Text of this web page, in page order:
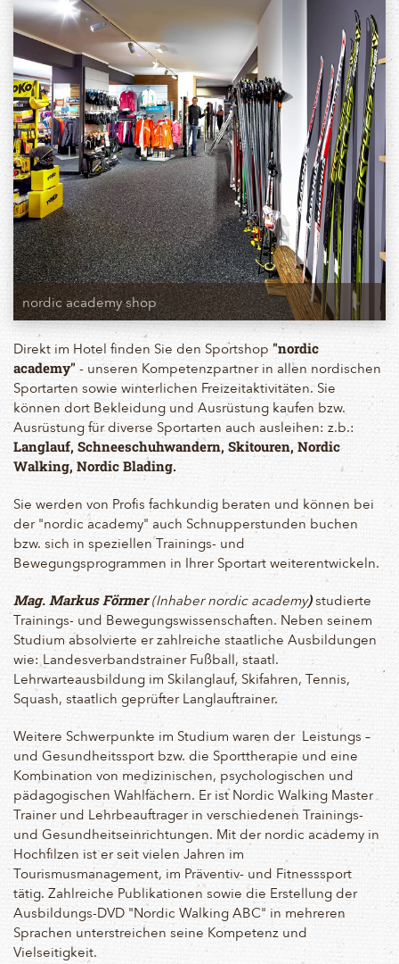
nordic academy shop
Direkt im Hotel finden Sie den Sportshop "nordic
academy" - unseren Kompetenzpartner in allen nordischen
Sportarten sowie winterlichen Freizeitaktivitäten. Sie
können dort Bekleidung und Ausrüstung kaufen bzw.
Ausrüstung für diverse Sportarten auch ausleihen: z.b.:
Langlauf, Schneeschuhwandern, Skitouren, Nordic
Walking, Nordic Blading.
Sie werden von Profis fachkundig beraten und können bei
der "nordic academy" auch Schnupperstunden buchen
bzw. sich in speziellen Trainings- und
Bewegungsprogrammen in Ihrer Sportart weiterentwickeln.
Mag. Markus Förmer(Inhaber nordic academy) studierte
Trainings- und Bewegungswissenschaften. Neben seinem
Studium absolvierte er zahlreiche staatliche Ausbildungen
wie: Landesverbandstrainer Fußball, staatl.
Lehrwarteausbildung im Skilanglauf, Skifahren, Tennis,
Squash, staatlich geprüfter Langlauftrainer.
Weitere Schwerpunkte im Studium waren der Leistungs –
und Gesundheitssport bzw. die Sporttherapie und eine
Kombination von medizinischen, psychologischen und
pädagogischen Wahlfächern. Er ist Nordic Walking Master
Trainer und Lehrbeauftrager in verschiedenen Trainings-
und Gesundheitseinrichtungen. Mit der nordic academy in
Hochfilzen ist er seit vielen Jahren im
Tourismusmanagement, im Präventiv- und Fitnesssport
tätig. Zahlreiche Publikationen sowie die Erstellung der
Ausbildungs-DVD "Nordic Walking ABC" in mehreren
Sprachen unterstreichen seine Kompetenz und
Vielseitigkeit.